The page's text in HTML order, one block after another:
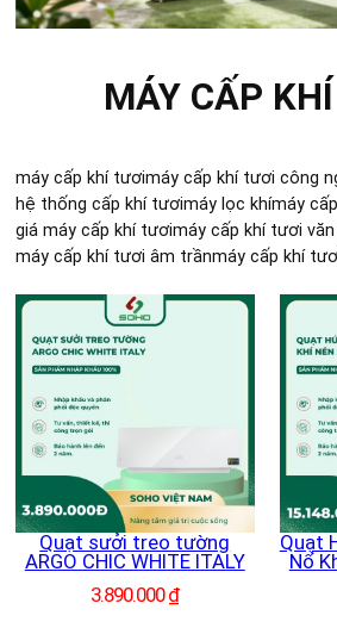
MÁY CẤP
máy cấp khí tươimáy cấp khí tươi công
hệ thống cấp khí tươimáy lọc khímáy
giá máy cấp khí tươimáy cấp khí tươi
máy cấp khí tươi âm trầnmáy cấp khí
Quạt sưởi treo tường
ARGO CHIC WHITE ITALY
3.890.000₫
Quạt
Nổ